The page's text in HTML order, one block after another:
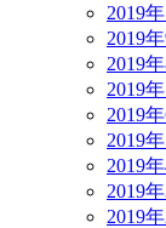
2019
2019
2019
2019
2019
2019
2019
2019
2019